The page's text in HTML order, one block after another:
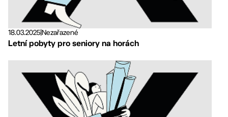
18.03.2025Nezařazené
Letní pobyty pro seniory na horách